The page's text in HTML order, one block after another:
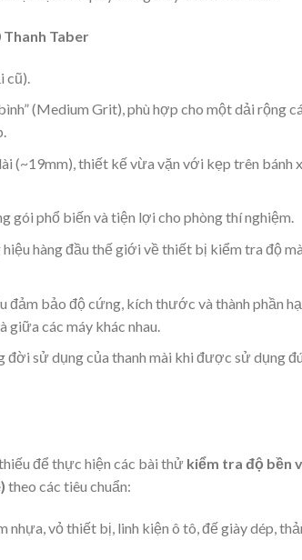
Taber
cũ).
(Medium Grit), phù hợp cho một dải rộng
(~19mm), thiết kế vừa vặn với kẹp trên bánh
gói phổ biến và tiện lợi cho phòng thí nghiệm.
hàng đầu thế giới về thiết bị kiểm tra độ
đảm bảo độ cứng, kích thước và thành phần
các máy khác nhau.
sử dụng của thanh mài khi được sử dụng
để thực hiện các bài thử kiểm tra độ bền
theo các tiêu chuẩn:
vỏ thiết bị, linh kiện ô tô, đế giày dép,